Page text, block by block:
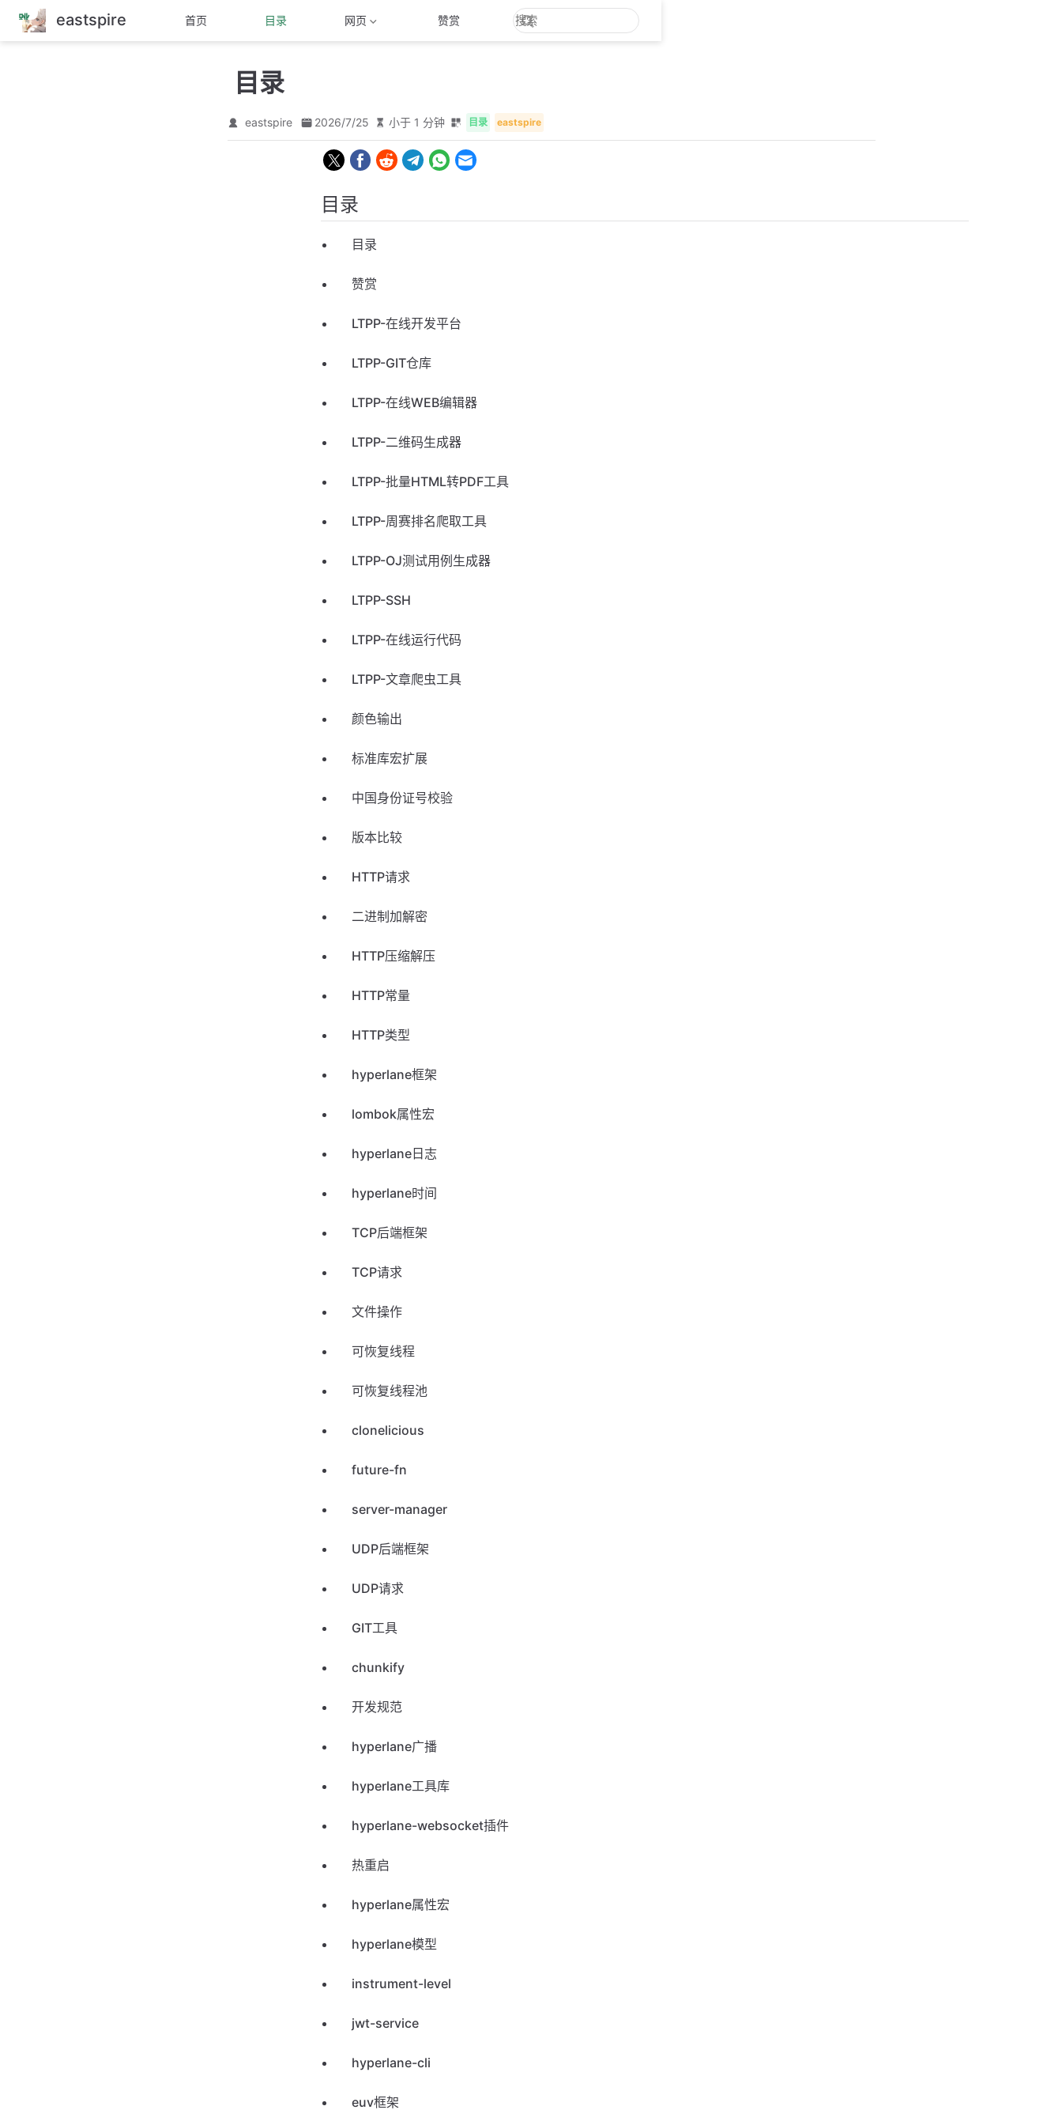
跳
至
eastspire 首页 目录 网页 赞赏
目录
eastspire 2026/7/25 小于 1 分钟 目录 eastspire
目录
目录
赞赏
LTPP-在线开发平台
LTPP-GIT仓库
LTPP-在线WEB编辑器
LTPP-二维码生成器
LTPP-批量HTML转PDF工具
LTPP-周赛排名爬取工具
LTPP-OJ测试用例生成器
LTPP-SSH
LTPP-在线运行代码
LTPP-文章爬虫工具
颜色输出
标准库宏扩展
中国身份证号校验
版本比较
HTTP请求
二进制加解密
HTTP压缩解压
HTTP常量
HTTP类型
hyperlane框架
lombok属性宏
hyperlane日志
hyperlane时间
TCP后端框架
TCP请求
文件操作
可恢复线程
可恢复线程池
clonelicious
future-fn
server-manager
UDP后端框架
UDP请求
GIT工具
chunkify
开发规范
hyperlane广播
hyperlane工具库
hyperlane-websocket插件
热重启
hyperlane属性宏
hyperlane模型
instrument-level
jwt-service
hyperlane-cli
euv框架